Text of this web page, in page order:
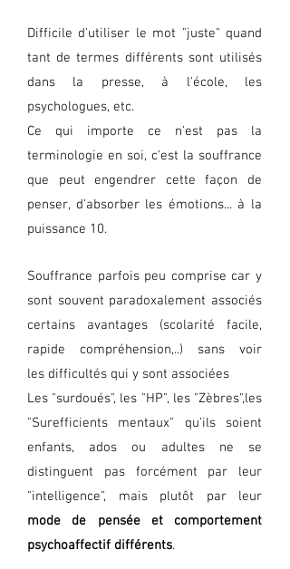
Difficile d'utiliser le mot "juste" quand
tant de termes différents sont utilisés
dans la presse, à l'école, les
psychologues, etc.
Ce qui importe ce n'est pas la
terminologie en soi, c'est la souffrance
que peut engendrer cette façon de
penser, d'absorber les émotions... à la
puissance 10.
Souffrance parfois peu comprise car y
sont souvent paradoxalement associés
certains avantages (scolarité facile,
rapide compréhension,..) sans voir
les difficultés qui y sont associées
Les "surdoués", les "HP", les "Zèbres",les
"Surefficients mentaux" qu'ils soient
enfants, ados ou adultes ne se
distinguent pas forcément par leur
"intelligence", mais plutôt par leur
mode de pensée et comportement
psychoaffectif différents.